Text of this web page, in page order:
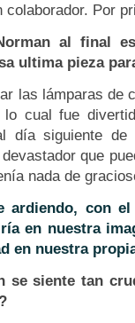
colaborador. Por
al final
ultima pieza
las lámparas de
cual fue
día siguiente
que
nada de
ardiendo, con
en nuestra
en nuestra
se siente tan